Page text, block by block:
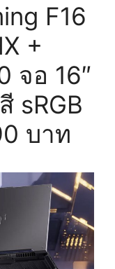
F16
+
จอ 16″
sRGB
บาท